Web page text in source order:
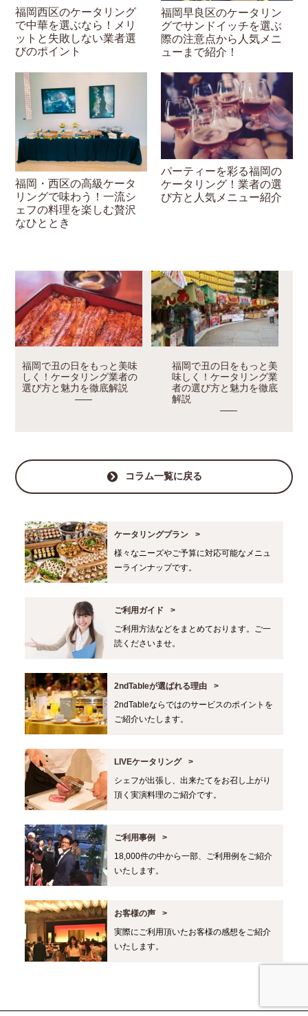
福岡西区のケータリング
で中華を選ぶなら！メリ
ットと失敗しない業者選
びのポイント
福岡早良区のケータリン
グでサンドイッチを選ぶ
際の注意点から人気メニ
ューまで紹介！
福岡・西区の高級ケータ
リングで味わう！一流シ
ェフの料理を楽しむ贅沢
なひととき
パーティーを彩る福岡の
ケータリング！業者の選
び方と人気メニュー紹介
福岡で丑の日をもっと美味
しく！ケータリング業者の
選び方と魅力を徹底解説
福岡で丑の日をもっと美
味しく！ケータリング業
者の選び方と魅力を徹底
解説
コラム一覧に戻る
ケータリングプラン
様々なニーズやご予算に対応可能なメニュ
ーラインナップです。
ご利用ガイド
ご利用方法などをまとめております。ご一
読くださいませ。
2ndTableが選ばれる理由
2ndTableならではのサービスのポイントを
ご紹介いたします。
LIVEケータリング
シェフが出張し、出来たてをお召し上がり
頂く実演料理のご紹介です。
ご利用事例
18,000件の中から一部、ご利用例をご紹介
いたします。
お客様の声
実際にご利用頂いたお客様の感想をご紹介
いたします。